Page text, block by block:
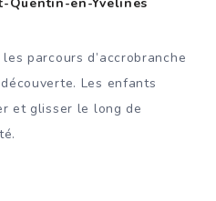
parcours d’accrobranche
Les enfants
et glisser le long de